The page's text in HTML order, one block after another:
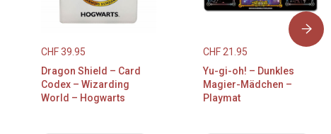
CHF39.95
Dragon Shield – Card
Codex – Wizarding
World – Hogwarts
CHF21.95
Yu-gi-oh! – Dunkles
Magier-Mädchen –
Playmat